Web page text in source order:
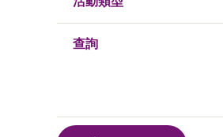
查詢